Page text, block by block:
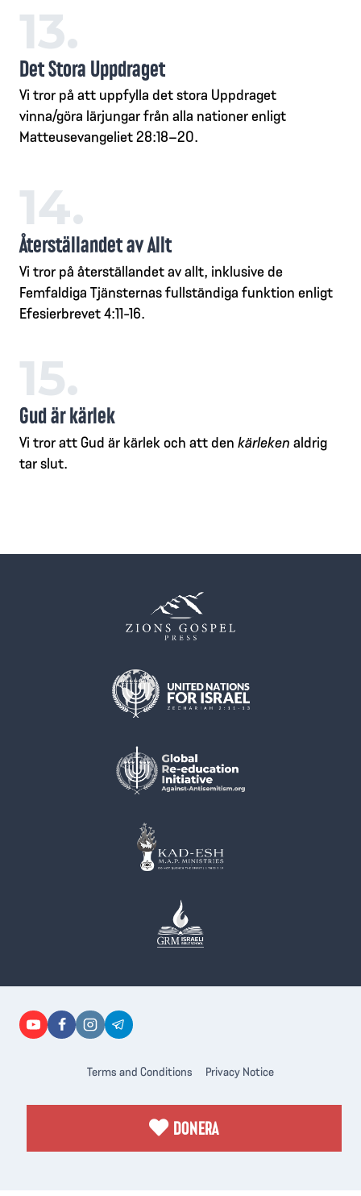
13.
Det Stora Uppdraget
Vi tror på att uppfylla det stora Uppdraget
vinna/göra lärjungar från alla nationer enligt
Matteusevangeliet 28:18–20.
14.
Återställandet av Allt
Vi tror på återställandet av allt, inklusive de
Femfaldiga Tjänsternas fullständiga funktion enligt
Efesierbrevet 4:11-16.
15.
Gud är kärlek
Vi tror att Gud är kärlek och att den kärleken aldrig
tar slut.
Terms and Conditions Privacy Notice
DONERA